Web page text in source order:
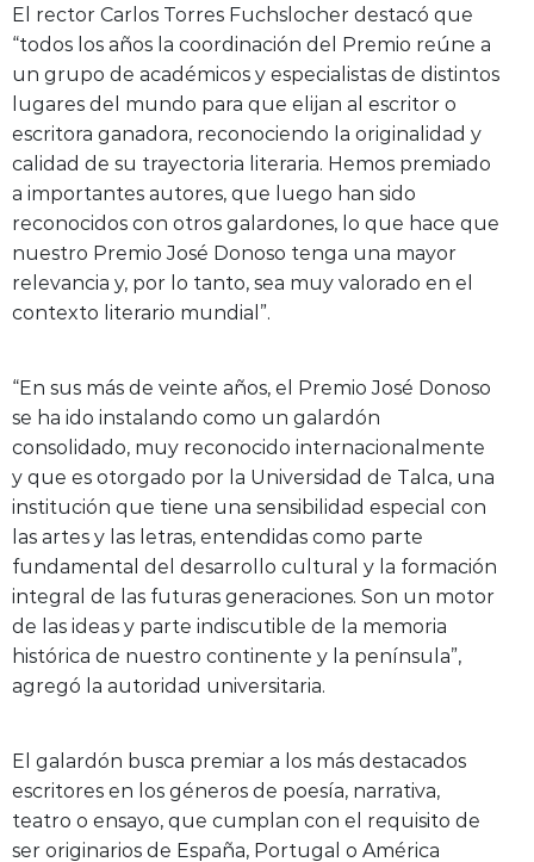
El rector Carlos Torres Fuchslocher destacó que
“todos los años la coordinación del Premio reúne a
un grupo de académicos y especialistas de distintos
lugares del mundo para que elijan al escritor o
escritora ganadora, reconociendo la originalidad y
calidad de su trayectoria literaria. Hemos premiado
a importantes autores, que luego han sido
reconocidos con otros galardones, lo que hace que
nuestro Premio José Donoso tenga una mayor
relevancia y, por lo tanto, sea muy valorado en el
contexto literario mundial”.
“En sus más de veinte años, el Premio José Donoso
se ha ido instalando como un galardón
consolidado, muy reconocido internacionalmente
y que es otorgado por la Universidad de Talca, una
institución que tiene una sensibilidad especial con
las artes y las letras, entendidas como parte
fundamental del desarrollo cultural y la formación
integral de las futuras generaciones. Son un motor
de las ideas y parte indiscutible de la memoria
histórica de nuestro continente y la península”,
agregó la autoridad universitaria.
El galardón busca premiar a los más destacados
escritores en los géneros de poesía, narrativa,
teatro o ensayo, que cumplan con el requisito de
ser originarios de España, Portugal o América